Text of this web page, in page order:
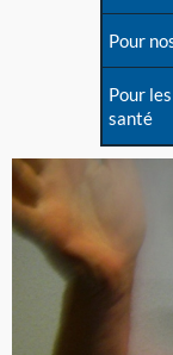
Pour
Pour
santé